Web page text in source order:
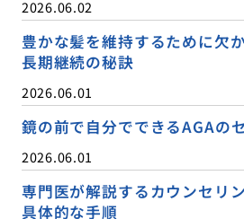
2026.06.02
豊かな髪を維持するために欠
長期継続の秘訣
2026.06.01
鏡の前で自分でできるAGAの
2026.06.01
専門医が解説するカウンセリ
具体的な手順